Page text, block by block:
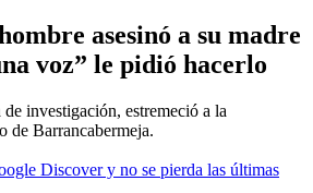
asesinó a su madre
voz” le pidió hacerlo
investigación, estremeció a la
de Barrancabermeja.
Discover y no se pierda las últimas